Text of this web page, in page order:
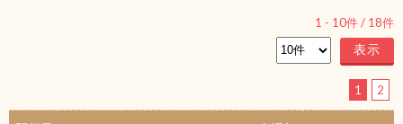
1 - 10件 / 18件
1 2